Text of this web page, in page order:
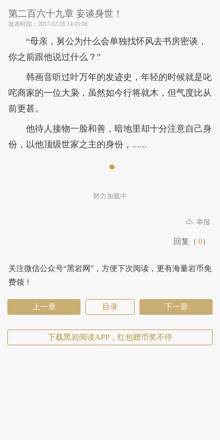
第二百六十九章 妄谈身世！
发布时间： 2017-02-16 14:45:08
“母亲，舅公为什么会单独找怀风去书房密谈，
你之前跟他说过什么？”
韩画音听过叶万年的发迹史，年轻的时候就是叱
咤商家的一位大枭，虽然如今行将就木，但气度比从
前更甚。
他待人接物一脸和善，暗地里却十分注意自己身
份，以他顶级世家之主的身份，......
努力加载中
举报
回复（ 0）
关注微信公众号“黑岩网”，方便下次阅读，更有海量岩币免
费领！
上一章 目录 下一章
下载黑岩阅读APP，红包赠币奖不停